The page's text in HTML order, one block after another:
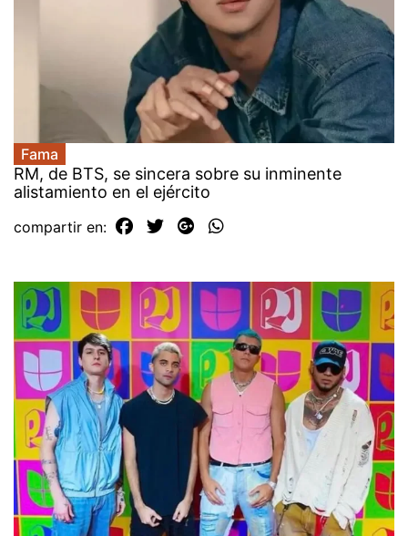
Fama
RM, de BTS, se sincera sobre su inminente
alistamiento en el ejército
compartir en: